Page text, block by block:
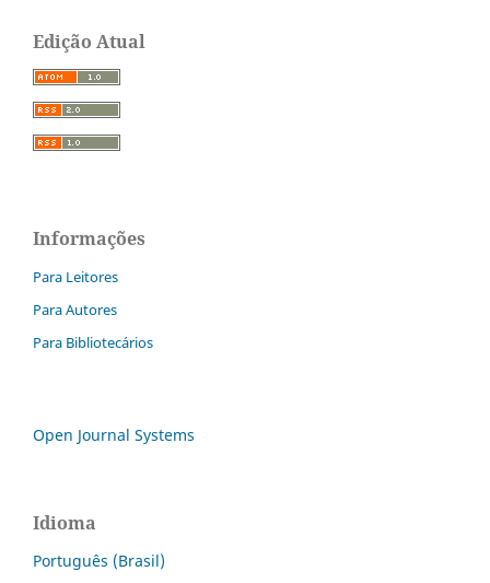
Edição Atual
Informações
Para Leitores
Para Autores
Para Bibliotecários
Open Journal Systems
Idioma
Português (Brasil)